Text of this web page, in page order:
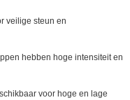
veilige steun en
hebben hoge intensiteit en
voor hoge en lage